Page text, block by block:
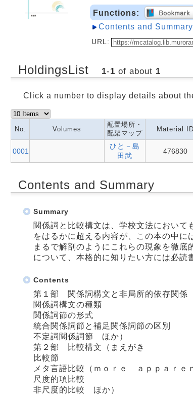
Functions:
Contents and Summary
URL:
HoldingsList 1-1 of about 1
Click a number to display details about
No. Volumes
配置場所・
配架マップ
Material ID
0001
ひと－島
田武
476830
Contents and Summary
Summary
関係詞と比較構文は、学校文法において
をはるかに超える内容が、この本の中に
まるで解剖のようにこれらの現象を徹
について、本格的に知りたい方には必読
Contents
第１部 関係詞構文と非局所的依存関係
関係詞構文の種類
関係詞節の形式
統合関係詞節と補足関係詞節の区別
不定詞関係詞節 ほか）
第２部 比較構文（まえがき
比較節
メタ言語比較（ｍｏｒｅ ａｐｐａｒ
尺度的項比較
非尺度的比較 ほか）